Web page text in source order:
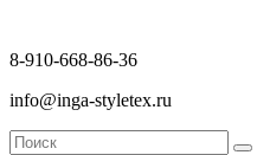
8-910-668-86-36
info@inga-styletex.ru